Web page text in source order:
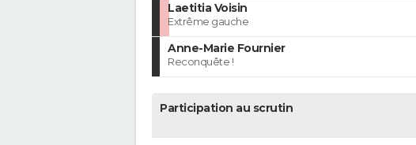
Laetitia Voisin
Extrême gauche
Anne-Marie Fournier
Reconquête !
Participation au scrutin